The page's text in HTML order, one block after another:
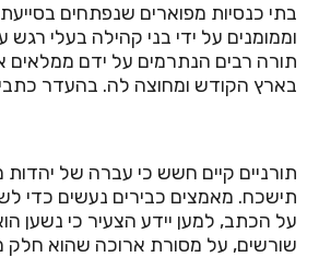
בתי כנסיות מפוארים שנפתחים
וממומנים על ידי בני קהילה בעלי
תורה רבים הנתרמים על ידם ממלאים
בארץ הקודש ומחוצה לה. בהעדר
תורניים קיים חשש כי עברה של יהדות
תישכח. מאמצים כבירים נעשים כדי
על הכתב, למען יידע הצעיר כי נשען
שורשים, על מסורת ארוכה שהוא חלק